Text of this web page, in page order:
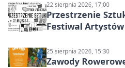
22 sierpnia 2026, 17:00
Przestrzenie
Festiwal
25 sierpnia 2026, 15:30
Zawody